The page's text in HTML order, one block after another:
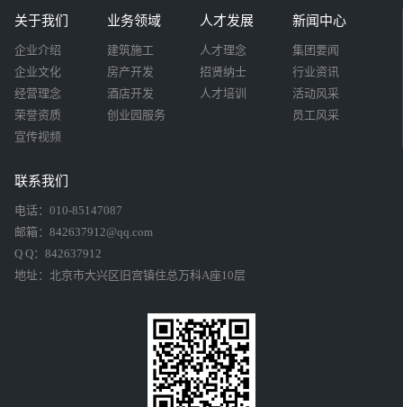
关于我们
企业介绍
企业文化
经营理念
荣誉资质
宣传视频
业务领域
建筑施工
房产开发
酒店开发
创业园服务
人才发展
人才理念
招贤纳士
人才培训
新闻中心
集团要闻
行业资讯
活动风采
员工风采
联系我们
电话：010-85147087
邮箱：842637912@qq.com
Q Q：842637912
地址：北京市大兴区旧宫镇住总万科A座10层